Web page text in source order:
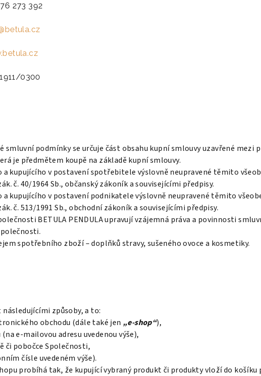
273 392
0300
smluvní podmínky se určuje část obsahu kupní smlouvy uzavřené
je předmětem koupě na základě kupní smlouvy.
a kupujícího v postavení spotřebitele výslovně neupravené těmito
č. 40/1964 Sb., občanský zákoník a souvisejícími předpisy.
a kupujícího v postavení podnikatele výslovně neupravené těmito
č. 513/1991 Sb., obchodní zákoník a souvisejícími předpisy.
BETULA PENDULA upravují vzájemná práva a povinnosti
spotřebního zboží – doplňků stravy, sušeného ovoce a kosmetiky.
způsoby, a to:
obchodu (dále také jen „e-shop“),
e-mailovou adresu uvedenou výše),
či pobočce Společnosti,
čísle uvedeném výše).
probíhá tak, že kupující vybraný produkt či produkty vloží do